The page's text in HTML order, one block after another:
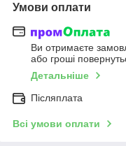
Умови оплати
Ви отримаєте
або гроші
Детальніше
Післяплата
Всі умови оплати